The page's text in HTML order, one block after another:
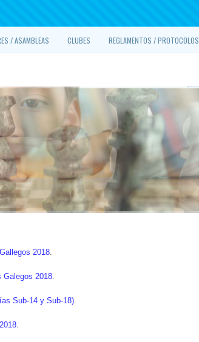
/ ASAMBLEAS CLUBES REGLAMENTOS / PROTOCOLOS
2018.
Galegos 2018.
Sub-14 y Sub-18).
.